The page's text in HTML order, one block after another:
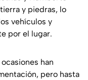
y piedras, lo
vehículos y
por el lugar.
han
pero hasta